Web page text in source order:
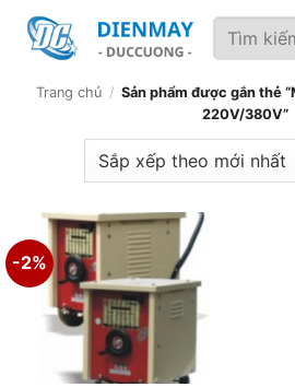
qua
dung
Tìm
kiếm:
Trang chủ / Sản phẩm được gắn thẻ
220V/380V”
-2%